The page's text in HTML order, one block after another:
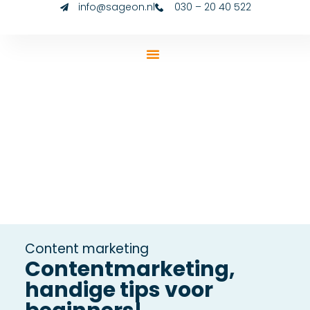
info@sageon.nl 030 – 20 40 522
Content marketing
Contentmarketing,
handige tips voor